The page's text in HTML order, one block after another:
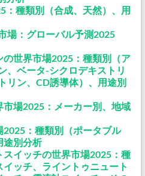
：種類別（合成、天然）、用
場：グローバル予測2025
世界市場2025：種類別（ア
、ベータ-シクロデキストリ
リン、CD誘導体）、用途別
場2025：メーカー別、地域
：種類別（ポータブル
途別分析
イッチの世界市場2025：種
ッチ、ライントゥニュート